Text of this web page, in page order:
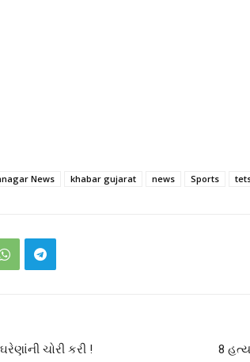
News khabar gujarat news Sports
ચોરી કરી ! 8